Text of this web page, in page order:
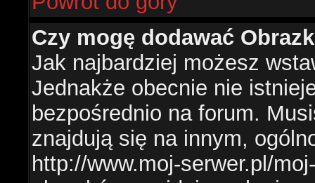
Czy mogę dodawać
Jak najbardziej możesz
Jednakże obecnie nie
bezpośrednio na forum.
znajdują się na innym,
http://www.moj-serwer.pl/